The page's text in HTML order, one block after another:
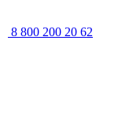
8 800 200 20 62